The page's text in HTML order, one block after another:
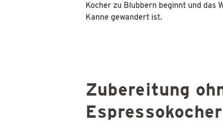
Kocher zu Blubbern beginnt und das
Kanne gewandert ist.
Zubereitung
Espressokocher